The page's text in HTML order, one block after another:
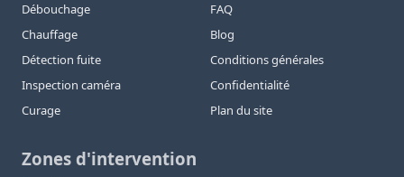
Débouchage
Chauffage
Détection fuite
Inspection caméra
Curage
FAQ
Blog
Conditions générales
Confidentialité
Plan du site
Zones d'intervention